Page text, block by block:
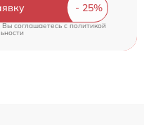
Вы соглашаетесь cполитикой